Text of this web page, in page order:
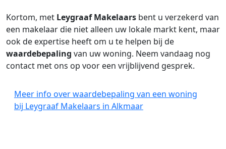
Kortom, met Leygraaf Makelaars bent u verzekerd van
een makelaar die niet alleen uw lokale markt kent, maar
ook de expertise heeft om u te helpen bij de
waardebepaling van uw woning. Neem vandaag nog
contact met ons op voor een vrijblijvend gesprek.
Meer info over waardebepaling van een woning
bij Leygraaf Makelaars in Alkmaar